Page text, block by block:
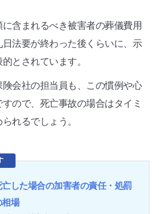
含まれるべき被害者の葬儀費用
法要が終わった後くらいに、示
とされています。
会社の担当員も、この慣例や心
ので、死亡事故の場合はタイミ
れるでしょう。
した場合の加害者の責任・処罰
相場